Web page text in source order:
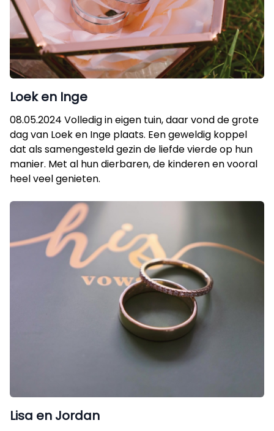
Loek en Inge
08.05.2024 Volledig in eigen tuin, daar vond de grote
dag van Loek en Inge plaats. Een geweldig koppel
dat als samengesteld gezin de liefde vierde op hun
manier. Met al hun dierbaren, de kinderen en vooral
heel veel genieten.
Lisa en Jordan